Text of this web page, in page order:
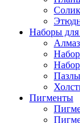
Наборы для
Пазлы
Пигменты